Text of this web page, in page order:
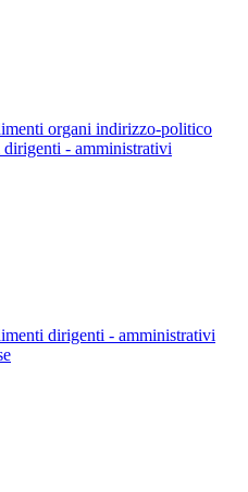
organi indirizzo-politico
- amministrativi
dirigenti - amministrativi